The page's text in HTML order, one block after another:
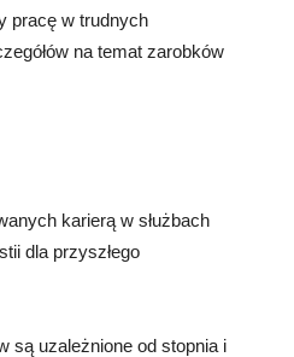
pracę w trudnych
na temat zarobków
karierą w służbach
dla przyszłego
są uzależnione od stopnia i